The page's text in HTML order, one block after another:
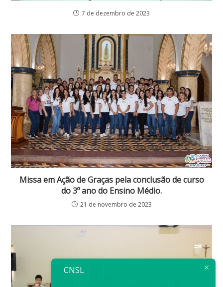
7 de dezembro de 2023
Missa em Ação de Graças pela conclusão de curso
do 3º ano do Ensino Médio.
21 de novembro de 2023
CNSL